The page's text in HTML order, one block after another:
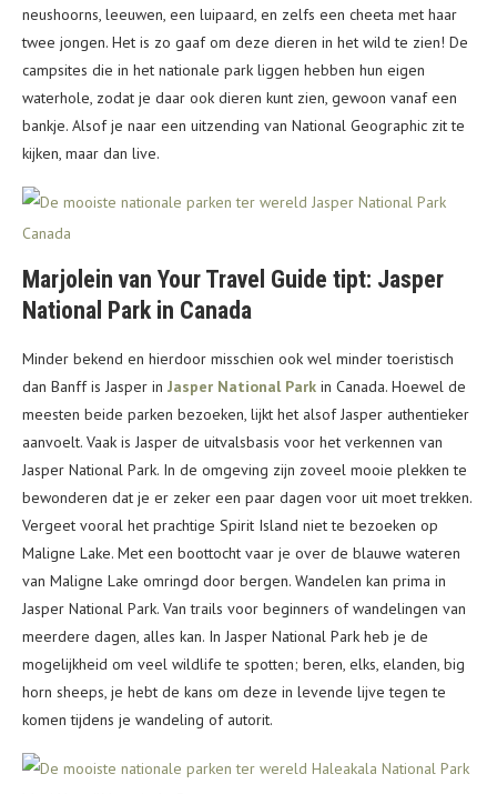
neushoorns, leeuwen, een luipaard, en zelfs een cheeta met haar
twee jongen. Het is zo gaaf om deze dieren in het wild te zien! De
campsites die in het nationale park liggen hebben hun eigen
waterhole, zodat je daar ook dieren kunt zien, gewoon vanaf een
bankje. Alsof je naar een uitzending van National Geographic zit te
kijken, maar dan live.
Marjolein van Your Travel Guide tipt: Jasper
National Park in Canada
Minder bekend en hierdoor misschien ook wel minder toeristisch
dan Banff is Jasper in Jasper National Park in Canada. Hoewel de
meesten beide parken bezoeken, lijkt het alsof Jasper authentieker
aanvoelt. Vaak is Jasper de uitvalsbasis voor het verkennen van
Jasper National Park. In de omgeving zijn zoveel mooie plekken te
bewonderen dat je er zeker een paar dagen voor uit moet trekken.
Vergeet vooral het prachtige Spirit Island niet te bezoeken op
Maligne Lake. Met een boottocht vaar je over de blauwe wateren
van Maligne Lake omringd door bergen. Wandelen kan prima in
Jasper National Park. Van trails voor beginners of wandelingen van
meerdere dagen, alles kan. In Jasper National Park heb je de
mogelijkheid om veel wildlife te spotten; beren, elks, elanden, big
horn sheeps, je hebt de kans om deze in levende lijve tegen te
komen tijdens je wandeling of autorit.